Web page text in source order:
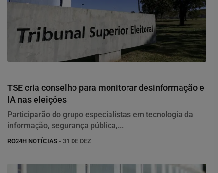
TSE cria conselho para monitorar desinformação e
IA nas eleições
Participarão do grupo especialistas em tecnologia da
informação, segurança pública,...
RO24H NOTÍCIAS - 31 DE DEZ